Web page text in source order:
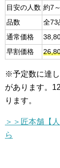
目安の人数 約7
品数
全73
通常価格
早割価格
※予定数に達
があります。
ります。
＞＞匠本舗【
ら